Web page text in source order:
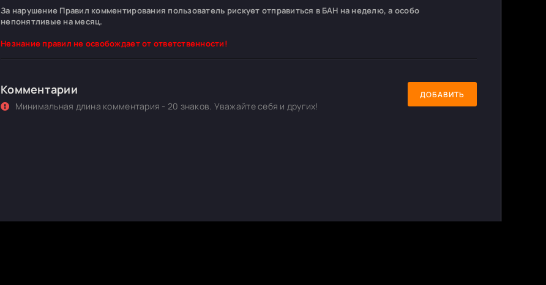
За нарушение Правил комментирования пользователь рискует отправиться в БАН на неделю, а особо
непонятливые на месяц.
Незнание правил не освобождает от ответственности!
Комментарии
Минимальная длина комментария - 20 знаков. Уважайте себя и других!
ДОБАВИТЬ